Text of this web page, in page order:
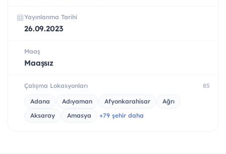
Yayınlanma Tarihi
26.09.2023
Maaş
Maaşsız
Çalışma Lokasyonları 85
Adana Adıyaman Afyonkarahisar
Ağrı
Aksaray
Amasya +79 şehir daha